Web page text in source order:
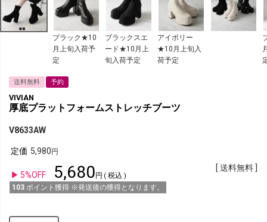
ブラック★10
月上旬入荷予
定
ブラックスエ
ード★10月上
旬入荷予定
アイボリー
★10月上旬入
荷予定
送料無料 予約
VIVIAN
厚底プラットフォームストレッチブーツ
V8633AW
定価 5,980
5%OFF 5,680
税込
103 ポイント獲得 ※発送後の獲得となります。
送料無料